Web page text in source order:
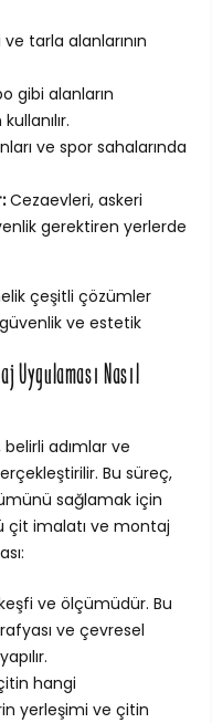
tarla alanlarının
gibi alanların
ve spor sahalarında
Cezaevleri, askeri
gerektiren yerlerde
çeşitli çözümler
ve estetik
Uygulaması Nasıl
adımlar ve
Bu süreç,
sağlamak için
çit imalatı ve montaj
ve ölçümüdür. Bu
ve çevresel
hangi
yerleşimi ve çitin